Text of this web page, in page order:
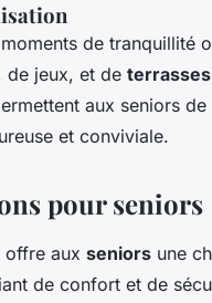
de tranquillité
de jeux, et de terrasses
aux seniors
et conviviale.
pour seniors
offre aux seniors une
de confort et de